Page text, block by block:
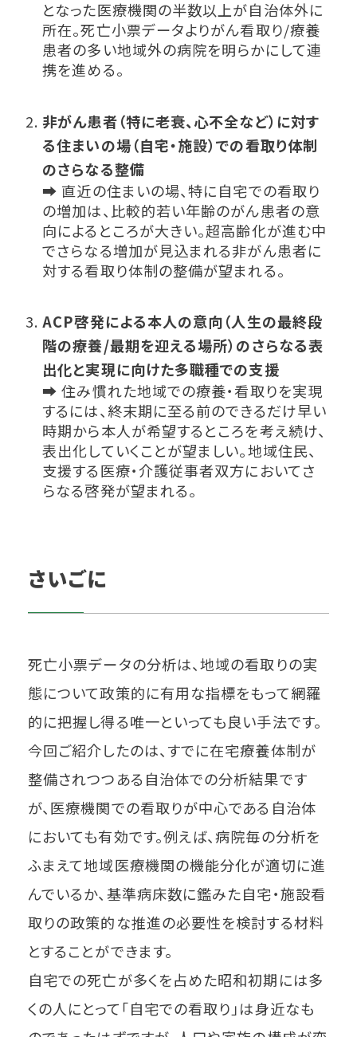
となった医療機関の半数以上が自治体外に
所在。死亡小票データよりがん看取り/療養
患者の多い地域外の病院を明らかにして連
携を進める。
非がん患者（特に老衰、心不全など）に対す
る住まいの場（自宅・施設）での看取り体制
のさらなる整備
➡ 直近の住まいの場、特に自宅での看取り
の増加は、比較的若い年齢のがん患者の意
向によるところが大きい。超高齢化が進む中
でさらなる増加が見込まれる非がん患者に
対する看取り体制の整備が望まれる。
ACP啓発による本人の意向（人生の最終段
階の療養/最期を迎える場所）のさらなる表
出化と実現に向けた多職種での支援
➡ 住み慣れた地域での療養・看取りを実現
するには、終末期に至る前のできるだけ早い
時期から本人が希望するところを考え続け、
表出化していくことが望ましい。地域住民、
支援する医療・介護従事者双方においてさ
らなる啓発が望まれる。
さいごに
死亡小票データの分析は、地域の看取りの実
態について政策的に有用な指標をもって網羅
的に把握し得る唯一といっても良い手法です。
今回ご紹介したのは、すでに在宅療養体制が
整備されつつある自治体での分析結果です
が、医療機関での看取りが中心である自治体
においても有効です。例えば、病院毎の分析を
ふまえて地域医療機関の機能分化が適切に進
んでいるか、基準病床数に鑑みた自宅・施設看
取りの政策的な推進の必要性を検討する材料
とすることができます。
自宅での死亡が多くを占めた昭和初期には多
くの人にとって「自宅での看取り」は身近なも